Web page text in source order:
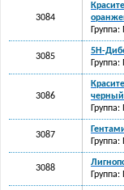
3084
3085
5H-
3086
черный
3087
3088